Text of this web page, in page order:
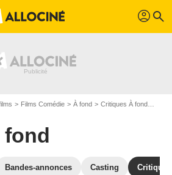
profil search
Films Comédie À fond Critiques À fond
fond
Bandes-annonces Casting